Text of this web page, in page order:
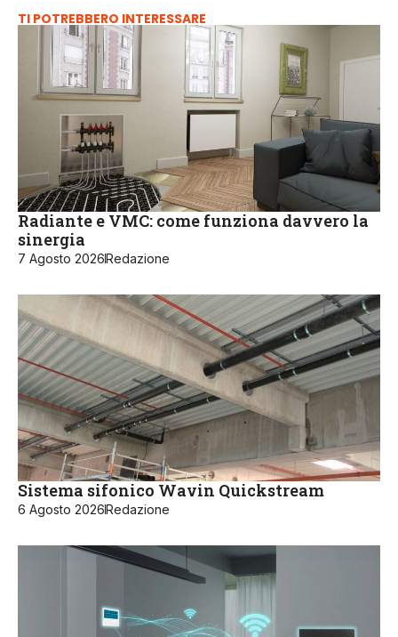
TI POTREBBERO INTERESSARE
Radiante e VMC: come funziona davvero la
sinergia
7 Agosto 2026Redazione
Sistema sifonico Wavin Quickstream
6 Agosto 2026Redazione